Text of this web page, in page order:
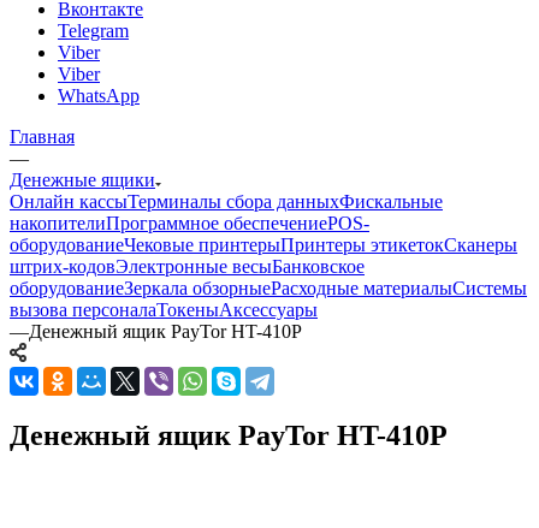
Вконтакте
Telegram
Viber
Viber
WhatsApp
Главная
—
Денежные ящики
Онлайн кассыТерминалы сбора данныхФискальные
накопителиПрограммное обеспечениеPOS-
оборудованиеЧековые принтерыПринтеры этикетокСканеры
штрих-кодовЭлектронные весыБанковское
оборудованиеЗеркала обзорныеРасходные материалыСистемы
вызова персоналаТокеныАксессуары
—Денежный ящик PayTor HT-410P
Денежный ящик PayTor HT-410P